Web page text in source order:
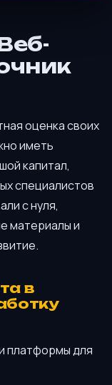
оценка своих
иметь
капитал,
специалистов
с нуля,
материалы и
в
платформы для